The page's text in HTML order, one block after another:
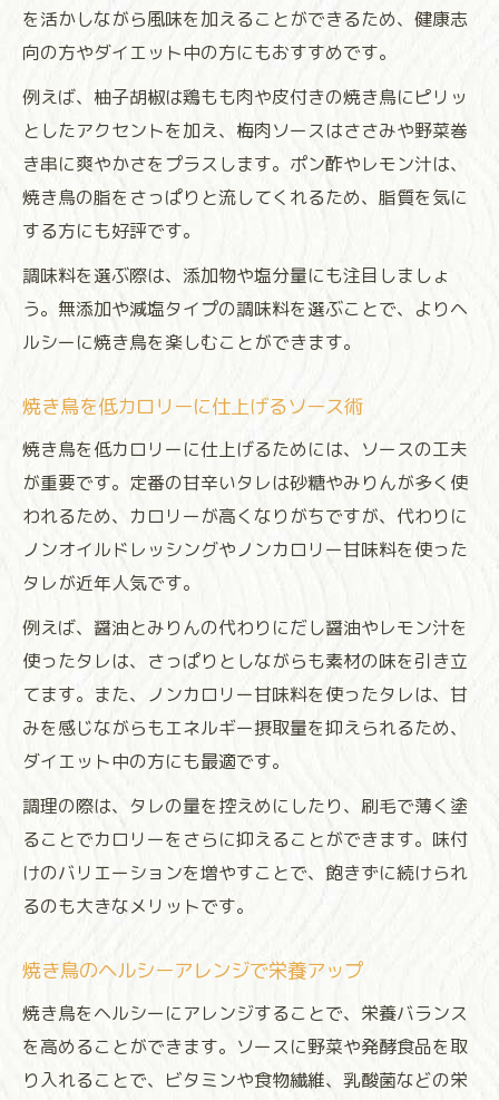
を活かしながら風味を加えることができるため、健康志
向の方やダイエット中の方にもおすすめです。
例えば、柚子胡椒は鶏もも肉や皮付きの焼き鳥にピリッ
としたアクセントを加え、梅肉ソースはささみや野菜巻
き串に爽やかさをプラスします。ポン酢やレモン汁は、
焼き鳥の脂をさっぱりと流してくれるため、脂質を気に
する方にも好評です。
調味料を選ぶ際は、添加物や塩分量にも注目しましょ
う。無添加や減塩タイプの調味料を選ぶことで、よりヘ
ルシーに焼き鳥を楽しむことができます。
焼き鳥を低カロリーに仕上げるソース術
焼き鳥を低カロリーに仕上げるためには、ソースの工夫
が重要です。定番の甘辛いタレは砂糖やみりんが多く使
われるため、カロリーが高くなりがちですが、代わりに
ノンオイルドレッシングやノンカロリー甘味料を使った
タレが近年人気です。
例えば、醤油とみりんの代わりにだし醤油やレモン汁を
使ったタレは、さっぱりとしながらも素材の味を引き立
てます。また、ノンカロリー甘味料を使ったタレは、甘
みを感じながらもエネルギー摂取量を抑えられるため、
ダイエット中の方にも最適です。
調理の際は、タレの量を控えめにしたり、刷毛で薄く塗
ることでカロリーをさらに抑えることができます。味付
けのバリエーションを増やすことで、飽きずに続けられ
るのも大きなメリットです。
焼き鳥のヘルシーアレンジで栄養アップ
焼き鳥をヘルシーにアレンジすることで、栄養バランス
を高めることができます。ソースに野菜や発酵食品を取
り入れることで、ビタミンや食物繊維、乳酸菌などの栄